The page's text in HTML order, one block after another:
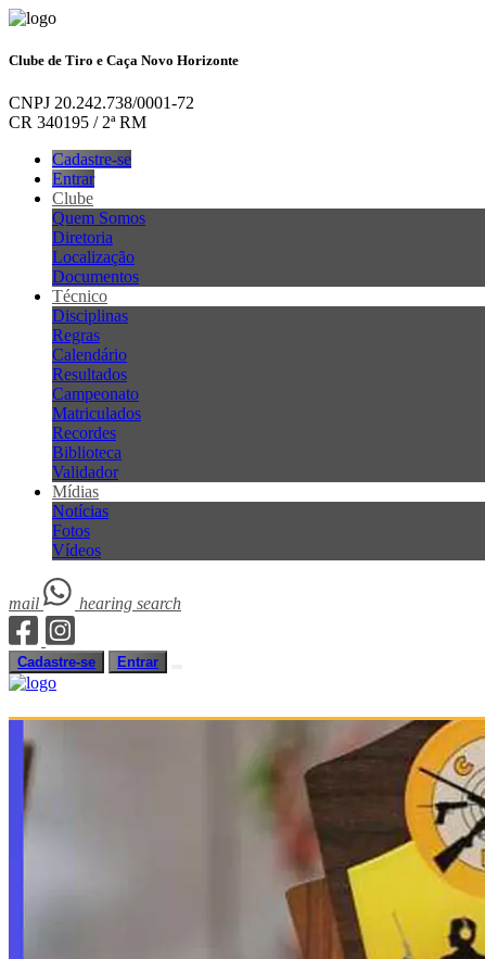
Clube de Tiro e Caça Novo Horizonte
CNPJ 20.242.738/0001-72
CR 340195 / 2ª RM
Cadastre-se
Entrar
Clube
Quem Somos
Diretoria
Localização
Documentos
Técnico
Disciplinas
Regras
Calendário
Resultados
Campeonato
Matriculados
Recordes
Biblioteca
Validador
Mídias
Notícias
Fotos
Vídeos
mail hearing search
Cadastre-se Entrar